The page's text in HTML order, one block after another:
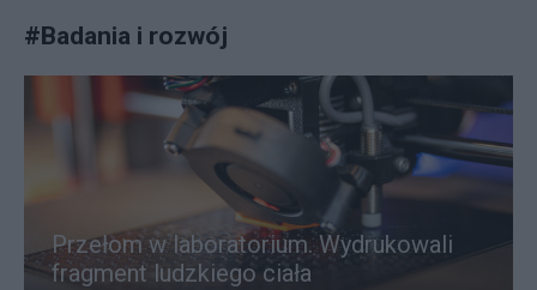
#Badania i rozwój
Przełom w laboratorium. Wydrukowali
fragment ludzkiego ciała